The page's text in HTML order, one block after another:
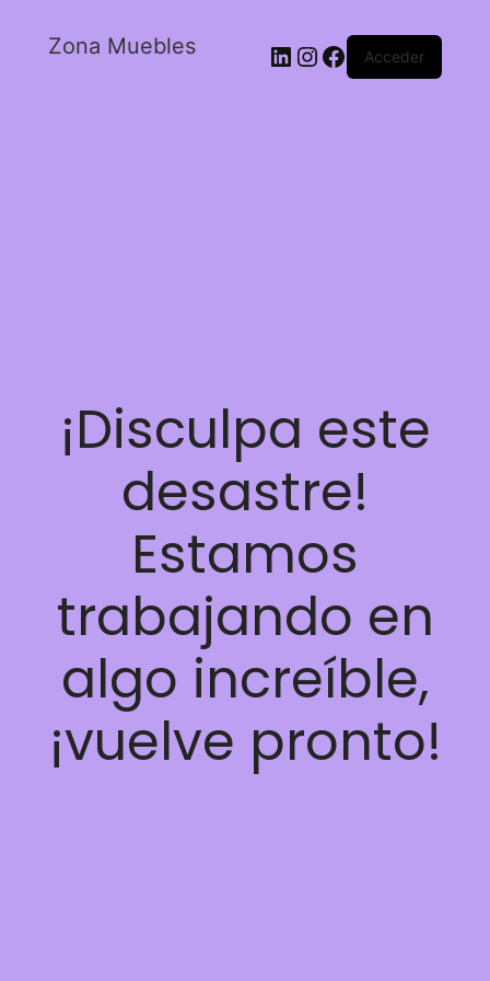
Zona Muebles Acceder
¡Disculpa este
desastre!
Estamos
trabajando en
algo increíble,
¡vuelve pronto!